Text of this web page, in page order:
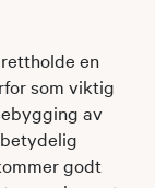
en
som viktig
av
godt